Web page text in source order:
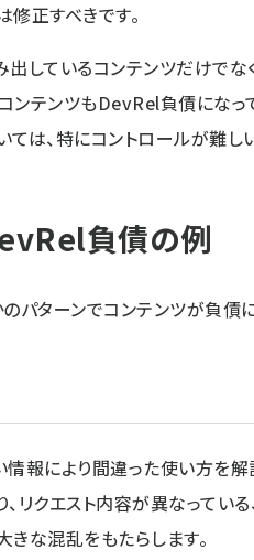
修正すべきです。
出しているコンテンツだけでな
ンテンツもDevRel負債になっ
ては、特にコントロールが難し
負債の例
のパターンでコンテンツが負債
情報により間違った使い方を解
リクエスト内容が異なってい
きな混乱をもたらします。